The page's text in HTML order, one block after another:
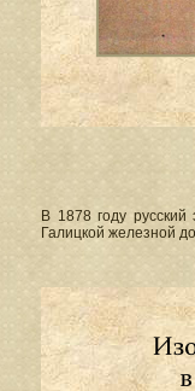
B 1878 году русский
Галицкой железной